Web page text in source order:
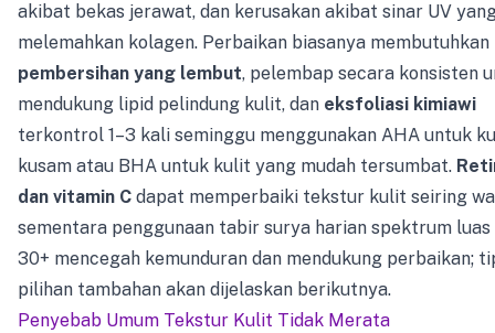
akibat bekas jerawat, dan kerusakan akibat sinar UV
melemahkan kolagen. Perbaikan biasanya membutuhkan
pembersihan yang lembut, pelembap secara konsisten
mendukung lipid pelindung kulit, dan eksfoliasi kimiawi
terkontrol 1–3 kali seminggu menggunakan AHA untuk
kusam atau BHA untuk kulit yang mudah tersumbat.
dan vitamin C dapat memperbaiki tekstur kulit seiring
sementara penggunaan tabir surya harian spektrum luas
30+ mencegah kemunduran dan mendukung perbaikan;
pilihan tambahan akan dijelaskan berikutnya.
Penyebab Umum Tekstur Kulit Tidak Merata